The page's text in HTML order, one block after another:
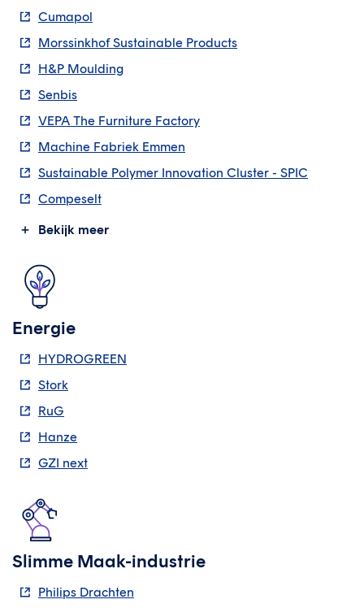
Cumapol
Morssinkhof Sustainable Products
H&P Moulding
Senbis
VEPA The Furniture Factory
Machine Fabriek Emmen
Sustainable Polymer Innovation Cluster - SPIC
Compeselt
Bekijk meer
Energie
HYDROGREEN
Stork
RuG
Hanze
GZI next
Slimme Maak-industrie
Philips Drachten